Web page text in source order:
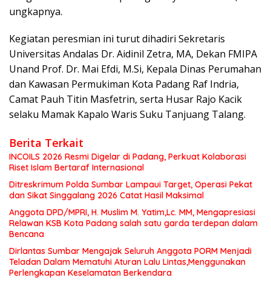
ungkapnya.
Kegiatan peresmian ini turut dihadiri Sekretaris
Universitas Andalas Dr. Aidinil Zetra, MA, Dekan FMIPA
Unand Prof. Dr. Mai Efdi, M.Si, Kepala Dinas Perumahan
dan Kawasan Permukiman Kota Padang Raf Indria,
Camat Pauh Titin Masfetrin, serta Husar Rajo Kacik
selaku Mamak Kapalo Waris Suku Tanjuang Talang.
Berita Terkait
INCOILS 2026 Resmi Digelar di Padang, Perkuat Kolaborasi
Riset Islam Bertaraf Internasional
Ditreskrimum Polda Sumbar Lampaui Target, Operasi Pekat
dan Sikat Singgalang 2026 Catat Hasil Maksimal
Anggota DPD/MPRI, H. Muslim M. Yatim,Lc. MM, Mengapresiasi
Relawan KSB Kota Padang salah satu garda terdepan dalam
Bencana
Dirlantas Sumbar Mengajak Seluruh Anggota PORM Menjadi
Teladan Dalam Mematuhi Aturan Lalu Lintas,Menggunakan
Perlengkapan Keselamatan Berkendara